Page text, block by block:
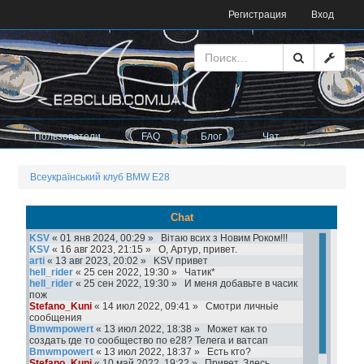
Вход
Регистрация
Пользователи FAQ Блог Чат
Всеукраїнський клуб BMW E28
Chat
KSV « 01 янв 2024, 00:29 »
Вітаю всих з Новим Роком!!!
KSV « 16 авг 2023, 21:15 »О, Артур, привет.
arti « 13 авг 2023, 20:02 »
KSV привет
hell_rider « 25 сен 2022, 19:30 » Чатик*
hell_rider « 25 сен 2022, 19:30 »
И меня добавьте в часик
пож
Stefano_Kuni « 14 июл 2022, 09:41 »Смотри личньіе
сообщения
Bmwmpowert « 13 июл 2022, 18:38 »
Может как то
создать где то сообщество по е28? Телега и ватсап
Bmwmpowert « 13 июл 2022, 18:37 »
Есть кто?